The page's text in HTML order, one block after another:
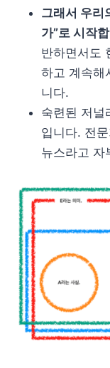
그래서 우리
가”로 시작
반하면서도
하고 계속해
니다.
숙련된 저널
입니다. 전
뉴스라고 자